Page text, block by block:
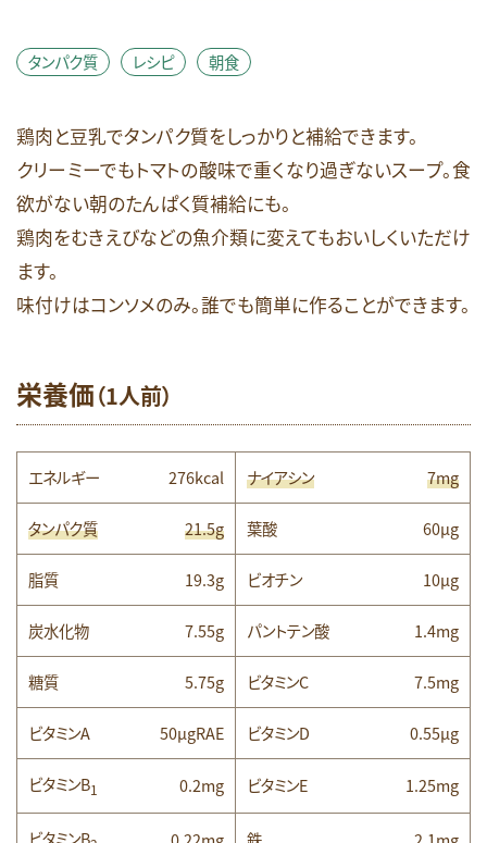
タンパク質 レシピ 朝食
鶏肉と豆乳でタンパク質をしっかりと補給できます。
クリーミーでもトマトの酸味で重くなり過ぎないスープ。食
欲がない朝のたんぱく質補給にも。
鶏肉をむきえびなどの魚介類に変えてもおいしくいただけ
ます。
味付けはコンソメのみ。誰でも簡単に作ることができます。
栄養価（1人前）
エネルギー 276kcal ナイアシン 7mg
タンパク質 21.5g 葉酸 60μg
脂質 19.3g ビオチン 10µg
炭水化物 7.55g パントテン酸 1.4mg
糖質 5.75g ビタミンC 7.5mg
ビタミンA 50μgRAE ビタミンD 0.55μg
ビタミンB1 0.2mg ビタミンE 1.25mg
ビタミンB
足のつり
運動 鉄
検索